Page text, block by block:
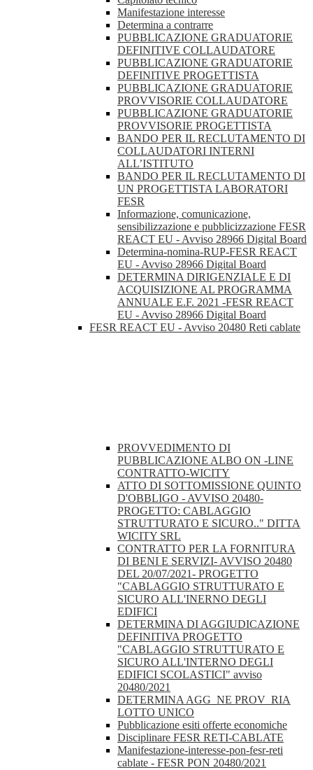
Manifestazione interesse
Determina a contrarre
PUBBLICAZIONE GRADUATORIE
DEFINITIVE COLLAUDATORE
PUBBLICAZIONE GRADUATORIE
DEFINITIVE PROGETTISTA
PUBBLICAZIONE GRADUATORIE
PROVVISORIE COLLAUDATORE
PUBBLICAZIONE GRADUATORIE
PROVVISORIE PROGETTISTA
BANDO PER IL RECLUTAMENTO DI
COLLAUDATORI INTERNI
ALL’ISTITUTO
BANDO PER IL RECLUTAMENTO DI
UN PROGETTISTA LABORATORI
FESR
Informazione, comunicazione,
sensibilizzazione e pubblicizzazione FESR
REACT EU - Avviso 28966 Digital Board
Determina-nomina-RUP-FESR REACT
EU - Avviso 28966 Digital Board
DETERMINA DIRIGENZIALE E DI
ACQUISIZIONE AL PROGRAMMA
ANNUALE E.F. 2021 -FESR REACT
EU - Avviso 28966 Digital Board
FESR REACT EU - Avviso 20480 Reti cablate
PROVVEDIMENTO DI
PUBBLICAZIONE ALBO ON -LINE
CONTRATTO-WICITY
ATTO DI SOTTOMISSIONE QUINTO
D'OBBLIGO - AVVISO 20480-
PROGETTO: CABLAGGIO
STRUTTURATO E SICURO.." DITTA
WICITY SRL
CONTRATTO PER LA FORNITURA
DI BENI E SERVIZI- AVVISO 20480
DEL 20/07/2021- PROGETTO
"CABLAGGIO STRUTTURATO E
SICURO ALL'INERNO DEGLI
EDIFICI
DETERMINA DI AGGIUDICAZIONE
DEFINITIVA PROGETTO
"CABLAGGIO STRUTTURATO E
SICURO ALL'INTERNO DEGLI
EDIFICI SCOLASTICI" avviso
20480/2021
DETERMINA AGG_NE PROV_RIA
LOTTO UNICO
Pubblicazione esiti offerte economiche
Disciplinare FESR RETI-CABLATE
Manifestazione-interesse-pon-fesr-reti
cablate - FESR PON 20480/2021